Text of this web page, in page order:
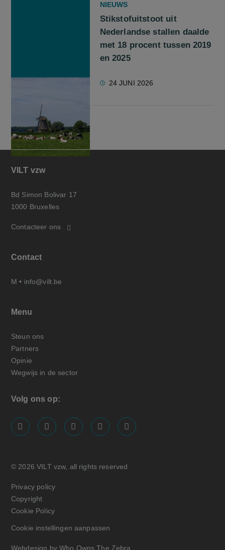
NIEUWS
Stikstofuitstoot uit
Nederlandse stallen daalde
met 18 procent tussen 2019
en 2025
24 JUNI 2026
VILT vzw
Bd Simon Bolivar 17
1000 Bruxelles
Contacteer ons
Contact
M • info@vilt.be
Menu
Steun ons
Partners
Opinie
Wegwijs in de sector
Volg ons op:
screenreader.visit us on our facebook page: https://
screenreader.visit us on our linkedin page:
screenreader.visit us on our
screenreader.visit us on our x
screenreader.visit us on
© 2026 VILT vzw, all rights reserved
Privacy policy
Copyright
Cookie Policy
Cookie instellingen aanpassen
Webdesign by Who Owns The Zebra